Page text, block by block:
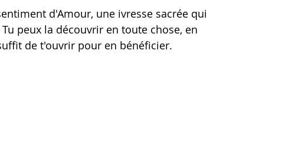
d'Amour, une ivresse sacrée qui
peux la découvrir en toute chose, en
de t'ouvrir pour en bénéficier.